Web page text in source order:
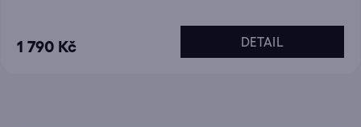
1 790 Kč DETAIL